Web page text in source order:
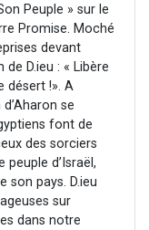
Peuple » sur le
Promise. Moché
devant
D.ieu : « Libère
désert !». A
se
font de
des sorciers
peuple d’Israël,
son pays. D.ieu
sur
dans notre